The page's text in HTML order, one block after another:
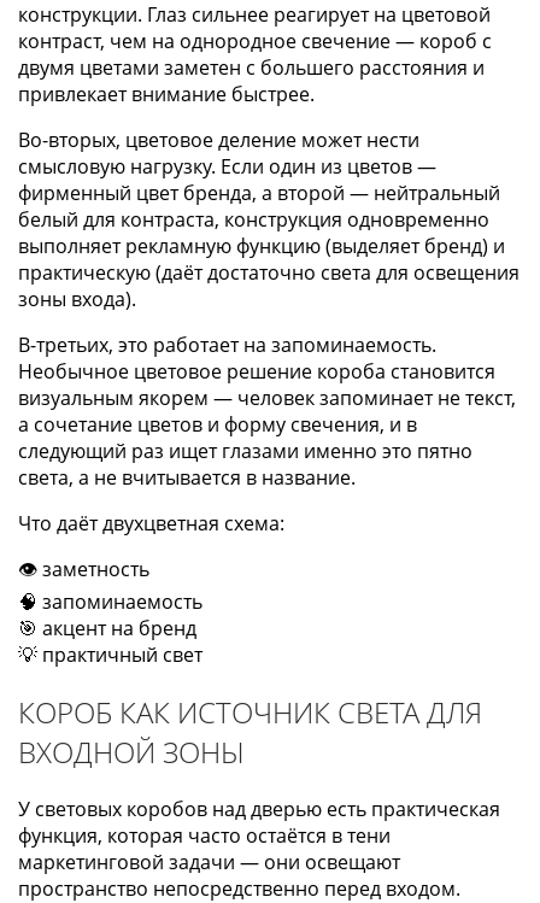
конструкции. Глаз сильнее реагирует на цветовой
контраст, чем на однородное свечение — короб с
двумя цветами заметен с большего расстояния и
привлекает внимание быстрее.
Во-вторых, цветовое деление может нести
смысловую нагрузку. Если один из цветов —
фирменный цвет бренда, а второй — нейтральный
белый для контраста, конструкция одновременно
выполняет рекламную функцию (выделяет бренд) и
практическую (даёт достаточно света для освещения
зоны входа).
В-третьих, это работает на запоминаемость.
Необычное цветовое решение короба становится
визуальным якорем — человек запоминает не текст,
а сочетание цветов и форму свечения, и в
следующий раз ищет глазами именно это пятно
света, а не вчитывается в название.
Что даёт двухцветная схема:
👁️ заметность
🧠 запоминаемость
🎯 акцент на бренд
💡 практичный свет
КОРОБ КАК ИСТОЧНИК СВЕТА ДЛЯ
ВХОДНОЙ ЗОНЫ
У световых коробов над дверью есть практическая
функция, которая часто остаётся в тени
маркетинговой задачи — они освещают
пространство непосредственно перед входом.